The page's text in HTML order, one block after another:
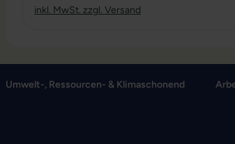
inkl. MwSt. zzgl. Versand
Umwelt-, Ressourcen- & Klimaschonend